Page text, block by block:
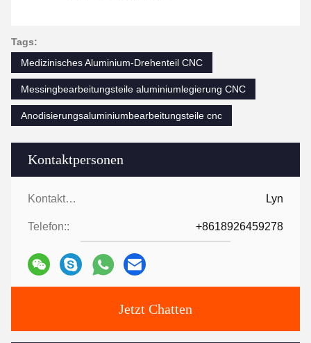
Kontaktpersonen
Kontaktpersonen: Lyn
Telefon:: +8618926459278
Jetzt Chatten
Tags:
Medizinisches Aluminium-Drehenteil CNC
Messingbearbeitungsteile aluminiumlegierung CNC
Anodisierungsaluminiumbearbeitungsteile cnc